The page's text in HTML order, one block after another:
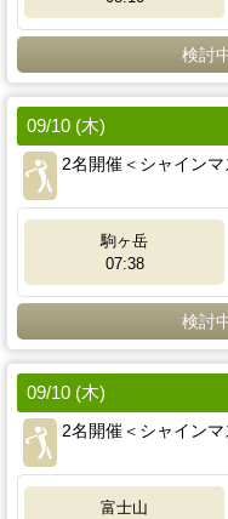
検討
09/10 (木)
2名開催＜シャイン
駒ヶ岳
07:38
検討
09/10 (木)
2名開催＜シャイン
富士山